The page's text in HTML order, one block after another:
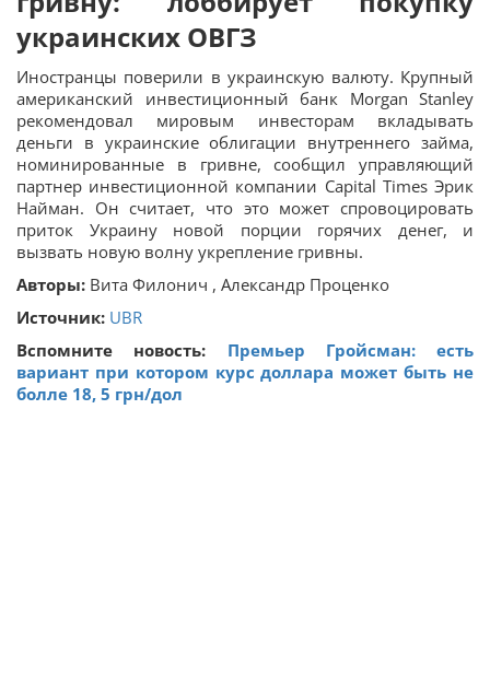
украинских ОВГЗ
Иностранцы поверили в украинскую валюту. Крупный
американский инвестиционный банк Morgan Stanley
рекомендовал мировым инвесторам вкладывать
деньги в украинские облигации внутреннего займа,
номинированные в гривне, сообщил управляющий
партнер инвестиционной компании Capital Times Эрик
Найман. Он считает, что это может спровоцировать
приток Украину новой порции горячих денег, и
вызвать новую волну укрепление гривны.
Авторы: Вита Филонич , Александр Проценко
Источник: UBR
Вспомните новость: Премьер Гройсман: есть
вариант при котором курс доллара может быть не
болле 18, 5 грн/дол